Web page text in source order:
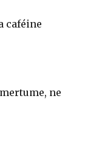
caféine
ne